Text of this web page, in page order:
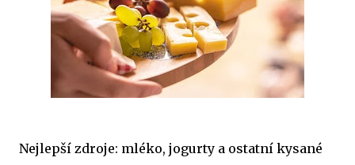
Nejlepší zdroje: mléko, jogurty a ostatní kysané